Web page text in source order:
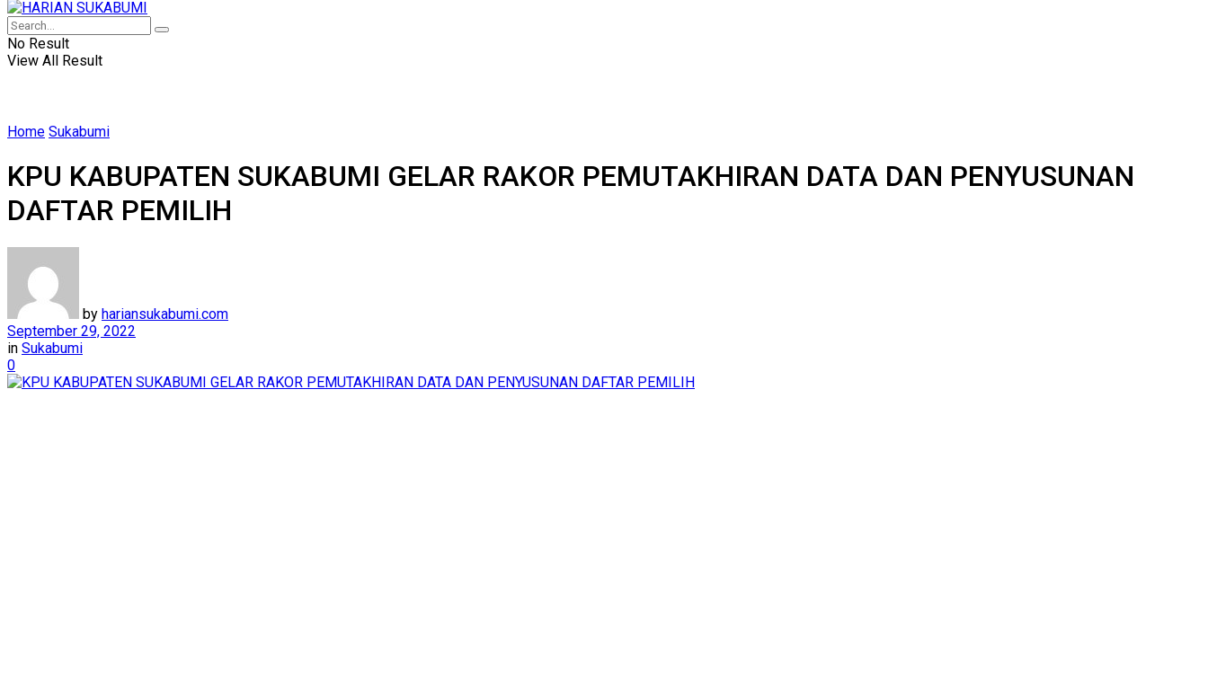
No Result
View All Result
Home Sukabumi
KPU KABUPATEN SUKABUMI GELAR RAKOR PEMUTAKHIRAN DATA DAN PENYUSUNAN
DAFTAR PEMILIH
by hariansukabumi.com
September 29, 2022
in Sukabumi
0